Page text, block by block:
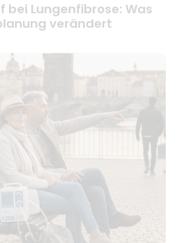
bei Lungenfibrose: Was
verändert